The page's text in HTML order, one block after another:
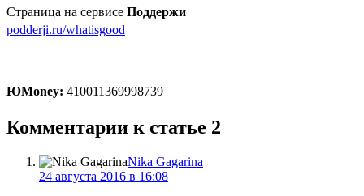
Страница на сервисе Поддержи
podderji.ru/whatisgood
ЮMoney: 410011369998739
Комментарии к статье 2
Nika Gagarina
24 августа 2016 в 16:08